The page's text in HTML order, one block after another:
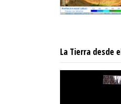
La Tierra desde